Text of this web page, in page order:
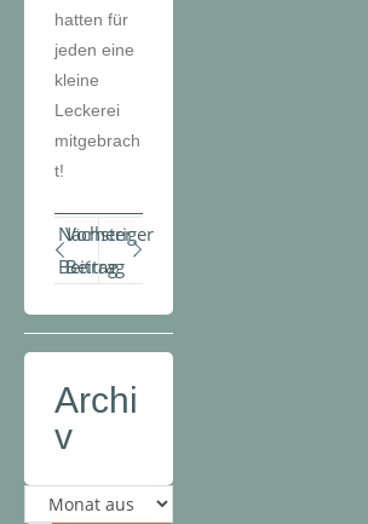
hatten für
jeden eine
kleine
Leckerei
mitgebrach
t!
Vorheriger
Beitrag
Nächster
Beitrag
Archi
v